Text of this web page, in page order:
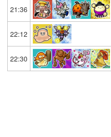
21:36
22:12
22:30